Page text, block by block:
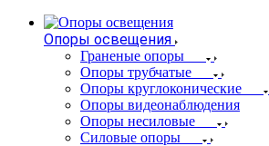
Опоры освещения
Граненые опоры
Опоры трубчатые
Опоры круглоконические
Опоры видеонаблюдения
Опоры несиловые
Силовые опоры